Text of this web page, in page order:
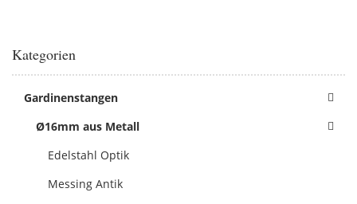
Kategorien
Gardinenstangen
Ø16mm aus Metall
Edelstahl Optik
Messing Antik